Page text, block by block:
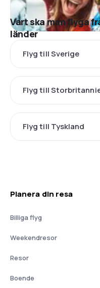
Vart ska man flyga
länder
Flyg till Sverige
Flyg till
Flyg till Tyskland
Planera din resa
Billiga flyg
Weekendresor
Resor
Boende